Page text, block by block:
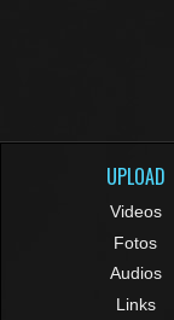
UPLOAD
Videos
Fotos
Audios
Links